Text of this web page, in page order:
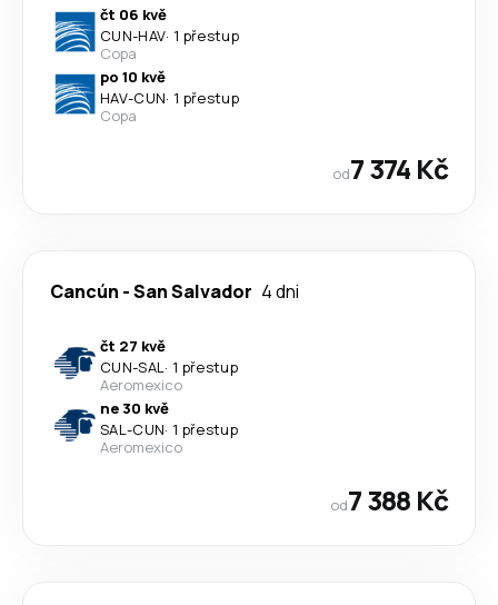
čt 06 kvě
CUN-HAV· 1 přestup
Copa
po 10 kvě
HAV-CUN· 1 přestup
Copa
od7 374 Kč
Cancún -San Salvador 4 dni
čt 27 kvě
CUN-SAL· 1 přestup
Aeromexico
ne 30 kvě
SAL-CUN· 1 přestup
Aeromexico
od7 388 Kč